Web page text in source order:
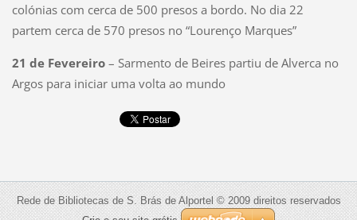
colónias com cerca de 500 presos a bordo. No dia 22
partem cerca de 570 presos no “Lourenço Marques”
21 de Fevereiro – Sarmento de Beires partiu de Alverca no
Argos para iniciar uma volta ao mundo
Rede de Bibliotecas de S. Brás de Alportel © 2009 direitos reservados